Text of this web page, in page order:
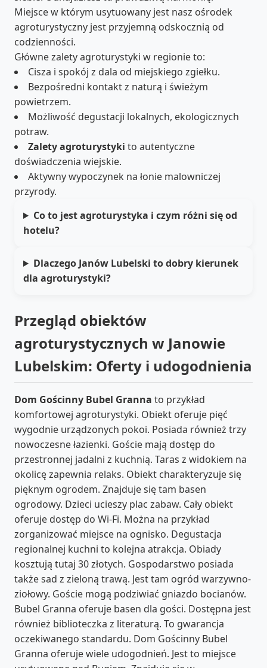
Miejsce w którym usytuowany jest nasz ośrodek
agroturystyczny jest przyjemną odskocznią od
codzienności.
Główne zalety agroturystyki w regionie to:
Cisza i spokój z dala od miejskiego zgiełku.
Bezpośredni kontakt z naturą i świeżym
powietrzem.
Możliwość degustacji lokalnych, ekologicznych
potraw.
Zalety agroturystyki to autentyczne
doświadczenia wiejskie.
Aktywny wypoczynek na łonie malowniczej
przyrody.
Co to jest agroturystyka i czym różni się od
hotelu?
Dlaczego Janów Lubelski to dobry kierunek
dla agroturystyki?
Przegląd obiektów
agroturystycznych w Janowie
Lubelskim: Oferty i udogodnienia
Dom Gościnny Bubel Granna to przykład
komfortowej agroturystyki. Obiekt oferuje pięć
wygodnie urządzonych pokoi. Posiada również trzy
nowoczesne łazienki. Goście mają dostęp do
przestronnej jadalni z kuchnią. Taras z widokiem na
okolicę zapewnia relaks. Obiekt charakteryzuje się
pięknym ogrodem. Znajduje się tam basen
ogrodowy. Dzieci ucieszy plac zabaw. Cały obiekt
oferuje dostęp do Wi-Fi. Można na przykład
zorganizować miejsce na ognisko. Degustacja
regionalnej kuchni to kolejna atrakcja. Obiady
kosztują tutaj 30 złotych. Gospodarstwo posiada
także sad z zieloną trawą. Jest tam ogród warzywno-
ziołowy. Goście mogą podziwiać gniazdo bocianów.
Bubel Granna oferuje basen dla gości. Dostępna jest
również biblioteczka z literaturą. To gwarancja
oczekiwanego standardu. Dom Gościnny Bubel
Granna oferuje wiele udogodnień. Jest to miejsce